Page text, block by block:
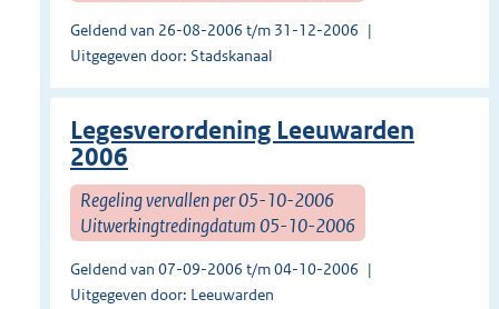
Geldend van 26-08-2006 t/m 31-12-2006
Uitgegeven door: Stadskanaal
Legesverordening Leeuwarden
2006
Regeling vervallen per 05-10-2006
Uitwerkingtredingdatum 05-10-2006
Geldend van 07-09-2006 t/m 04-10-2006
Uitgegeven door: Leeuwarden